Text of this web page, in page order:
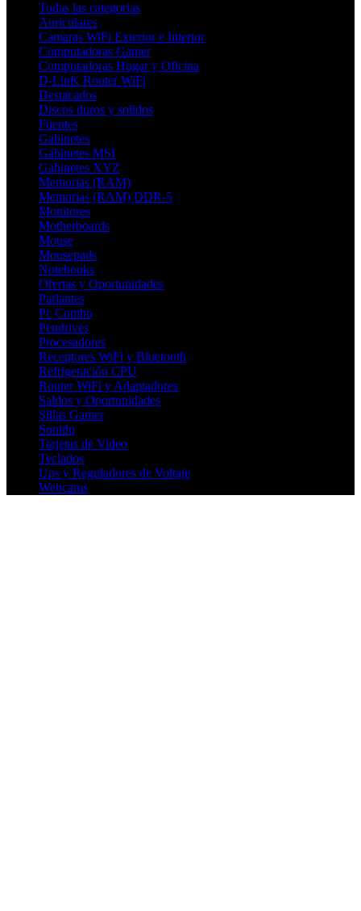
Todas las categorias
Auriculares
Camaras WiFi Exterior e Interior
Computadoras Gamer
Computadoras Hogar y Oficina
D-LinK Router WiFi
Destacados
Discos duros y solidos
Fuentes
Gabinetes
Gabinetes MSI
Gabinetes XYZ
Memorias (RAM)
Memorias (RAM) DDR-5
Monitores
Motherboards
Mouse
Mousepads
Notebooks
Ofertas y Oportunidades
Parlantes
Pc Combo
Pendrives
Procesadores
Receptores WiFi y Bluetooth
Refrigeración CPU
Router WiFi y Adaptadores
Saldos y Oportunidades
Sillas Gamer
Sonido
Tarjetas de Video
Teclados
Ups y Reguladores de Voltaje
Webcams